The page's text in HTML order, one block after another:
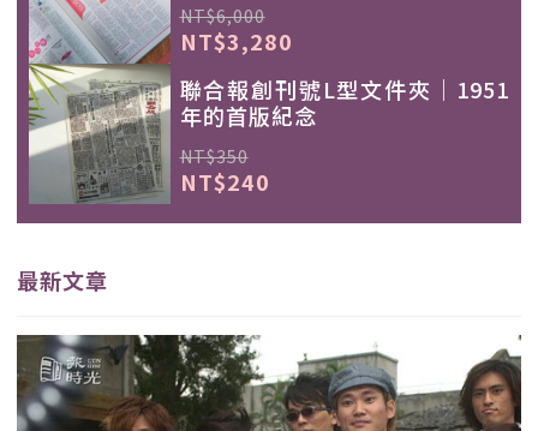
NT$6,000
NT$3,280
聯合報創刊號L型文件夾｜1951
年的首版紀念
NT$350
NT$240
最新文章